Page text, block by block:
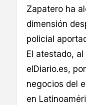
Zapatero ha
dimensión
policial
El atestado,
elDiario.es,
negocios del
en